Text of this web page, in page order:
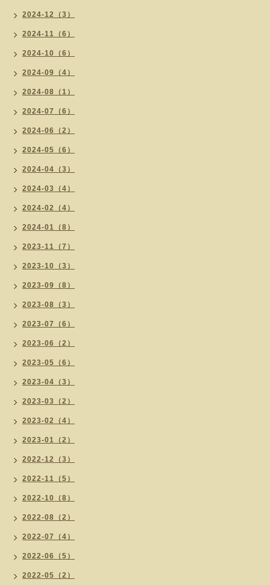
2024-12（3）
2024-11（6）
2024-10（6）
2024-09（4）
2024-08（1）
2024-07（6）
2024-06（2）
2024-05（6）
2024-04（3）
2024-03（4）
2024-02（4）
2024-01（8）
2023-11（7）
2023-10（3）
2023-09（8）
2023-08（3）
2023-07（6）
2023-06（2）
2023-05（6）
2023-04（3）
2023-03（2）
2023-02（4）
2023-01（2）
2022-12（3）
2022-11（5）
2022-10（8）
2022-08（2）
2022-07（4）
2022-06（5）
2022-05（2）